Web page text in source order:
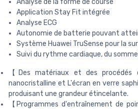
Analyse de la forme de course
Application Stay Fit intégrée
Analyse ECG
Autonomie de batterie pouvant
Système Huawei TruSense pour la
Suivi du rythme cardiaque, du
【Des matériaux et des
nanocristalline et L'écran en verre
produisant une grandeur étincelante.
【Programmes d'entraînement de